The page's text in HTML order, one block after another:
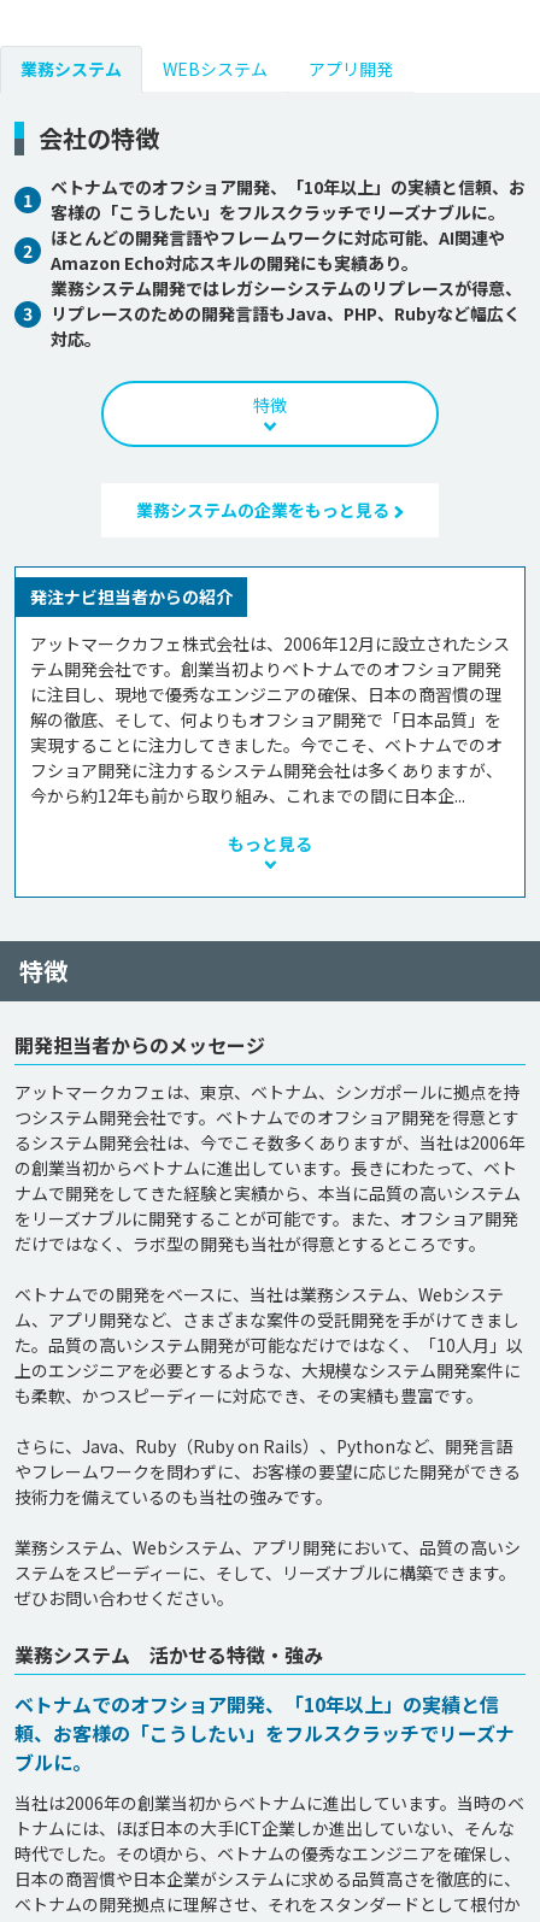
業務システム WEBシステム アプリ開発
会社の特徴
1
ベトナムでのオフショア開発、「10年以上」の実績と信頼、お
客様の「こうしたい」をフルスクラッチでリーズナブルに。
2
ほとんどの開発言語やフレームワークに対応可能、AI関連や
Amazon Echo対応スキルの開発にも実績あり。
3
業務システム開発ではレガシーシステムのリプレースが得意、
リプレースのための開発言語もJava、PHP、Rubyなど幅広く
対応。
特徴
業務システムの企業をもっと見る
発注ナビ担当者からの紹介
アットマークカフェ株式会社は、2006年12月に設立されたシス
テム開発会社です。創業当初よりベトナムでのオフショア開発
に注目し、現地で優秀なエンジニアの確保、日本の商習慣の理
解の徹底、そして、何よりもオフショア開発で「日本品質」を
実現することに注力してきました。今でこそ、ベトナムでのオ
フショア開発に注力するシステム開発会社は多くありますが、
今から約12年も前から取り組み、これまでの間に日本企...
もっと見る
特徴
開発担当者からのメッセージ
アットマークカフェは、東京、ベトナム、シンガポールに拠点を持
つシステム開発会社です。ベトナムでのオフショア開発を得意とす
るシステム開発会社は、今でこそ数多くありますが、当社は2006年
の創業当初からベトナムに進出しています。長きにわたって、ベト
ナムで開発をしてきた経験と実績から、本当に品質の高いシステム
をリーズナブルに開発することが可能です。また、オフショア開発
だけではなく、ラボ型の開発も当社が得意とするところです。
ベトナムでの開発をベースに、当社は業務システム、Webシステ
ム、アプリ開発など、さまざまな案件の受託開発を手がけてきまし
た。品質の高いシステム開発が可能なだけではなく、「10人月」以
上のエンジニアを必要とするような、大規模なシステム開発案件に
も柔軟、かつスピーディーに対応でき、その実績も豊富です。
さらに、Java、Ruby（Ruby on Rails）、Pythonなど、開発言語
やフレームワークを問わずに、お客様の要望に応じた開発ができる
技術力を備えているのも当社の強みです。
業務システム、Webシステム、アプリ開発において、品質の高いシ
ステムをスピーディーに、そして、リーズナブルに構築できます。
ぜひお問い合わせください。
業務システム 活かせる特徴・強み
ベトナムでのオフショア開発、「10年以上」の実績と信
頼、お客様の「こうしたい」をフルスクラッチでリーズナ
ブルに。
当社は2006年の創業当初からベトナムに進出しています。当時のベ
トナムには、ほぼ日本の大手ICT企業しか進出していない、そんな
時代でした。その頃から、ベトナムの優秀なエンジニアを確保し、
日本の商習慣や日本企業がシステムに求める品質高さを徹底的に、
ベトナムの開発拠点に理解させ、それをスタンダードとして根付か